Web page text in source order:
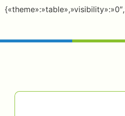
Directorios